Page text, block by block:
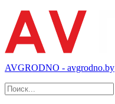
AVGRODNO - avgrodno.by